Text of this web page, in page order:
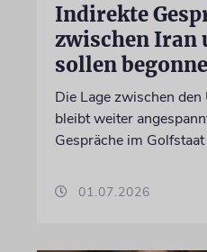
Indirekte
zwischen Iran
sollen
Die Lage zwischen
bleibt weiter
Gespräche im
01.07.2026